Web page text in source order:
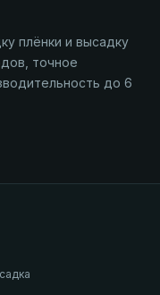
плёнки и высадку
точное
до 6